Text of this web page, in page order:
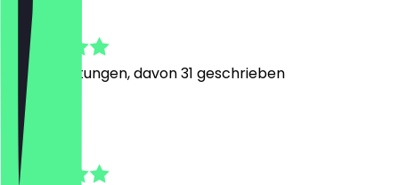
168 Bewertungen, davon 31 geschrieben
Beytullah